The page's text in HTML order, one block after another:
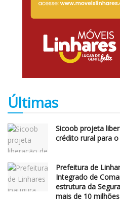
Últimas
Sicoob projeta
crédito rural para
Prefeitura de
Integrado de
estrutura da
mais de 10